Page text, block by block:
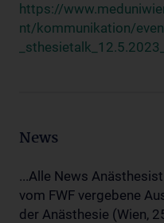
https://
nt/kommunikation/
News
...Alle News
vom FWF vergebene
der Anästhesie (Wien,